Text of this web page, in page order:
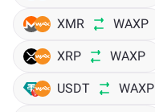
XMR WAXP
XRP WAXP
USDT WAXP